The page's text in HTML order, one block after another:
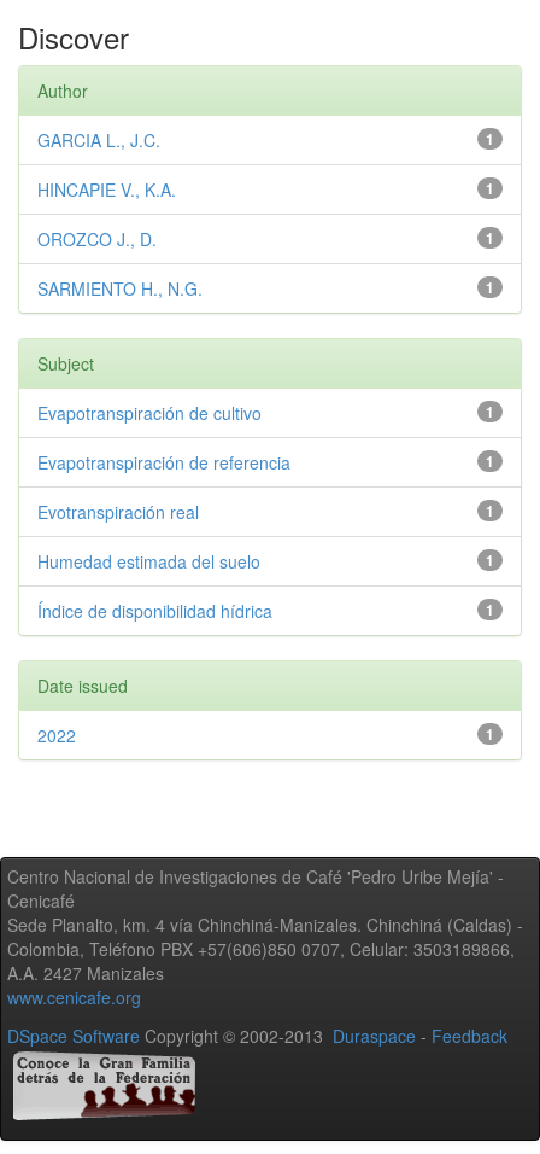
Discover
Author
1
GARCIA L., J.C.
1
HINCAPIE V., K.A.
1
OROZCO J., D.
1
SARMIENTO H., N.G.
Subject
1
Evapotranspiración de cultivo
1
Evapotranspiración de referencia
1
Evotranspiración real
1
Humedad estimada del suelo
1
Índice de disponibilidad hídrica
Date issued
1
2022
Centro Nacional de Investigaciones de Café 'Pedro Uribe Mejía' -
Cenicafé
Sede Planalto, km. 4 vía Chinchiná-Manizales. Chinchiná (Caldas) -
Colombia, Teléfono PBX +57(606)850 0707, Celular: 3503189866,
A.A. 2427 Manizales
www.cenicafe.org
DSpace Software Copyright © 2002-2013 Duraspace - Feedback